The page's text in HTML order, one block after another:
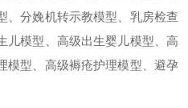
、分娩机转示教模型、乳房检查
儿模型、高级出生婴儿模型、高
模型、高级褥疮护理模型、避孕